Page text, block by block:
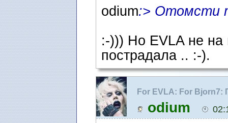
odium:> Отомсти
:-))) Но EVLA не на
пострадала .. :-).
For EVLA: For Bjorn7:
консультирование
odium